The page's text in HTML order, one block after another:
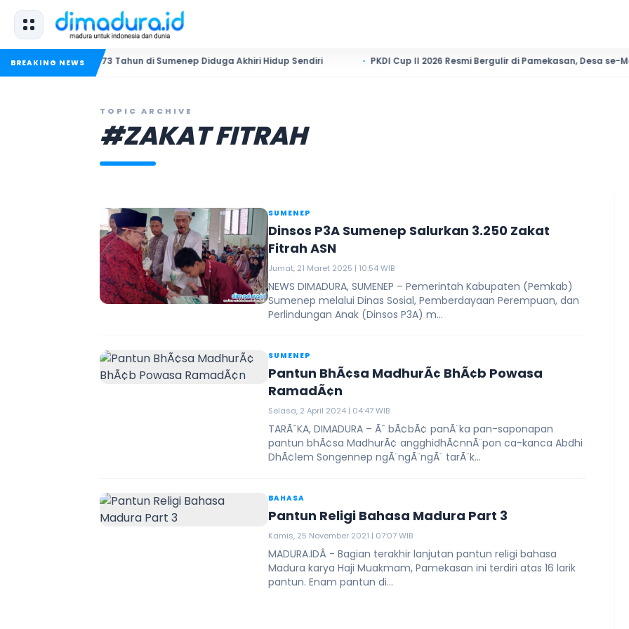
BREAKING NEWS
Pria 73 Tahun di Sumenep Diduga Akhiri Hidup Sendiri PKDI Cup II 2026 Resmi Bergulir di Pamekasan, Desa se-Madura
TOPIC ARCHIVE
#ZAKAT FITRAH
SUMENEP
Dinsos P3A Sumenep Salurkan 3.250 Zakat
Fitrah ASN
Jumat, 21 Maret 2025 | 10:54 WIB
NEWS DIMADURA, SUMENEP – Pemerintah Kabupaten (Pemkab)
Sumenep melalui Dinas Sosial, Pemberdayaan Perempuan, dan
Perlindungan Anak (Dinsos P3A) m...
SUMENEP
Pantun BhÃ¢sa MadhurÃ¢ BhÃ¢b Powasa
RamadÃ¢n
Selasa, 2 April 2024 | 04:47 WIB
TARÃˆKA, DIMADURA – Ãˆ bÃ¢bÃ¢ panÃ¨ka pan-saponapan
pantun bhÃ¢sa MadhurÃ¢ angghidhÃ¢nnÃ¨pon ca-kanca Abdhi
DhÃ¢lem Songennep ngÃ¨ngÃ¨ngÃ¨ tarÃ¨k...
BAHASA
Pantun Religi Bahasa Madura Part 3
Kamis, 25 November 2021 | 07:07 WIB
MADURA.IDÂ - Bagian terakhir lanjutan pantun religi bahasa
Madura karya Haji Muakmam, Pamekasan ini terdiri atas 16 larik
pantun. Enam pantun di...